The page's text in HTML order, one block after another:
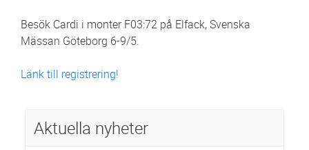
Besök Cardi i monter F03:72 på Elfack, Svenska
Mässan Göteborg 6-9/5.
Länk till registrering!
Aktuella nyheter